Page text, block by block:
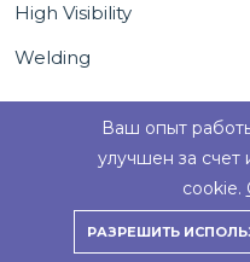
High Visibility
Welding
Copyright © 2023 all rights
Ваш опыт
улучшен за счет
cookie.
РАЗРЕШИТЬ